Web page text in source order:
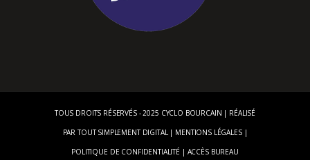
TOUS DROITS RÉSERVÉS - 2025 CYCLO BOURCAIN | RÉALISÉ
PARTOUT SIMPLEMENT DIGITAL| MENTIONS LÉGALES|
POLITIQUE DE CONFIDENTIALITÉ | ACCÈS BUREAU